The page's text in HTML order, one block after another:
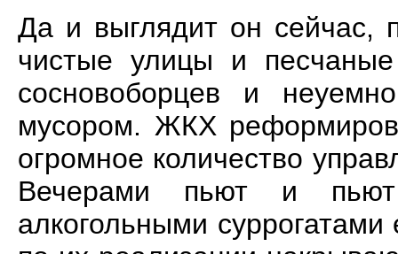
Да и выглядит он сейчас,
чистые улицы и
сосновоборцев и
мусором. ЖКХ
огромное количество
Вечерами пьют и пьют
алкогольными